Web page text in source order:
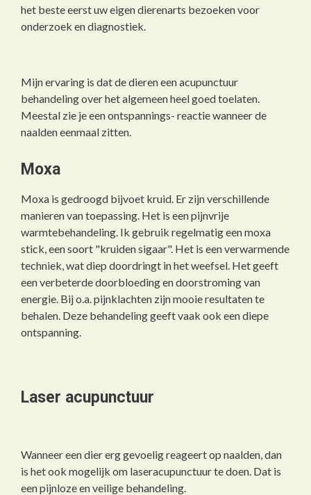
het beste eerst uw eigen dierenarts bezoeken voor
onderzoek en diagnostiek.
Mijn ervaring is dat de dieren een acupunctuur
behandeling over het algemeen heel goed toelaten.
Meestal zie je een ontspannings- reactie wanneer de
naalden eenmaal zitten.
Moxa
Moxa is gedroogd bijvoet kruid. Er zijn verschillende
manieren van toepassing. Het is een pijnvrije
warmtebehandeling. Ik gebruik regelmatig een moxa
stick, een soort "kruiden sigaar". Het is een verwarmende
techniek, wat diep doordringt in het weefsel. Het geeft
een verbeterde doorbloeding en doorstroming van
energie. Bij o.a. pijnklachten zijn mooie resultaten te
behalen. Deze behandeling geeft vaak ook een diepe
ontspanning.
Laser acupunctuur
Wanneer een dier erg gevoelig reageert op naalden, dan
is het ook mogelijk om laseracupunctuur te doen. Dat is
een pijnloze en veilige behandeling.